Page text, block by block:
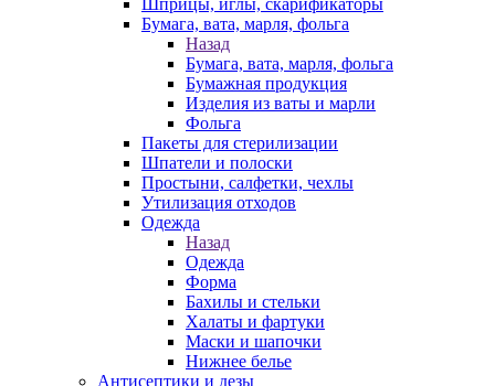
Шприцы, иглы, скарификаторы
Бумага, вата, марля, фольга
Назад
Бумага, вата, марля, фольга
Бумажная продукция
Изделия из ваты и марли
Фольга
Пакеты для стерилизации
Шпатели и полоски
Простыни, салфетки, чехлы
Утилизация отходов
Одежда
Назад
Одежда
Форма
Бахилы и стельки
Халаты и фартуки
Маски и шапочки
Нижнее белье
Антисептики и дезы